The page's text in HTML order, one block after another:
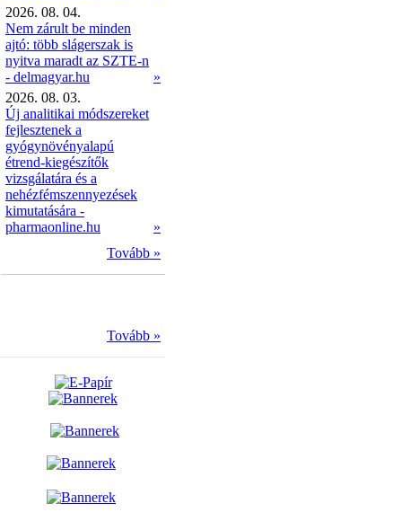
2026. 08. 04.
Nem zárult be minden
ajtó: több slágerszak is
nyitva maradt az SZTE-n
- delmagyar.hu
»
2026. 08. 03.
Új analitikai módszereket
fejlesztenek a
gyógynövényalapú
étrend-kiegészítők
vizsgálatára és a
nehézfémszennyezések
kimutatására -
pharmaonline.hu
»
Tovább »
Tovább »